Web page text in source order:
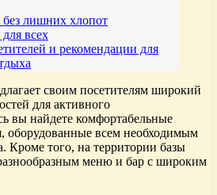
лишних хлопот
всех
и рекомендации для
своим посетителям широкий
для активного
вы найдете комфортабельные
оборудованные всем необходимым
Кроме того, на территории базы
меню и бар с широким